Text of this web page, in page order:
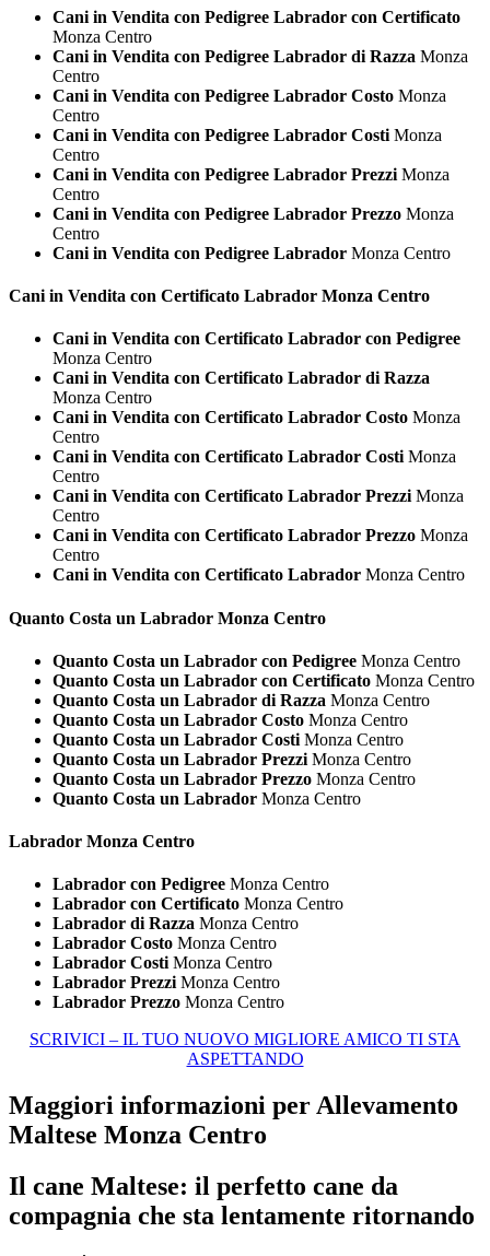
Cani in Vendita con Pedigree Labrador con Certificato
Monza Centro
Cani in Vendita con Pedigree Labrador di Razza Monza
Centro
Cani in Vendita con Pedigree Labrador Costo Monza
Centro
Cani in Vendita con Pedigree Labrador Costi Monza
Centro
Cani in Vendita con Pedigree Labrador Prezzi Monza
Centro
Cani in Vendita con Pedigree Labrador Prezzo Monza
Centro
Cani in Vendita con Pedigree Labrador Monza Centro
Cani in Vendita con Certificato Labrador Monza Centro
Cani in Vendita con Certificato Labrador con Pedigree
Monza Centro
Cani in Vendita con Certificato Labrador di Razza
Monza Centro
Cani in Vendita con Certificato Labrador Costo Monza
Centro
Cani in Vendita con Certificato Labrador Costi Monza
Centro
Cani in Vendita con Certificato Labrador Prezzi Monza
Centro
Cani in Vendita con Certificato Labrador Prezzo Monza
Centro
Cani in Vendita con Certificato Labrador Monza Centro
Quanto Costa un Labrador Monza Centro
Quanto Costa un Labrador con Pedigree Monza Centro
Quanto Costa un Labrador con Certificato Monza Centro
Quanto Costa un Labrador di Razza Monza Centro
Quanto Costa un Labrador Costo Monza Centro
Quanto Costa un Labrador Costi Monza Centro
Quanto Costa un Labrador Prezzi Monza Centro
Quanto Costa un Labrador Prezzo Monza Centro
Quanto Costa un Labrador Monza Centro
Labrador Monza Centro
Labrador con Pedigree Monza Centro
Labrador con Certificato Monza Centro
Labrador di Razza Monza Centro
Labrador Costo Monza Centro
Labrador Costi Monza Centro
Labrador Prezzi Monza Centro
Labrador Prezzo Monza Centro
SCRIVICI – IL TUO NUOVO MIGLIORE AMICO TI STA
ASPETTANDO
Maggiori informazioni per Allevamento
Maltese Monza Centro
Il cane Maltese: il perfetto cane da
compagnia che sta lentamente ritornando